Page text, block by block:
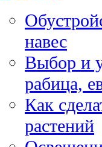
навес
Выбор и
рабица,
Как
растений